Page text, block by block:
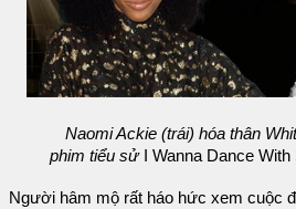
Naomi Ackie (trái) hóa thân
phim tiểu sửI Wanna Dance With
Người hâm mộ rất háo hức xem cuộc